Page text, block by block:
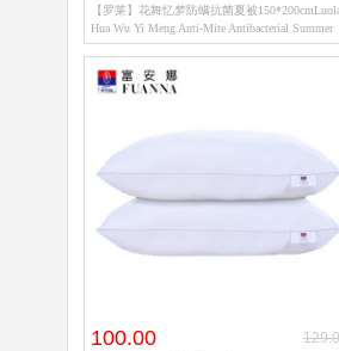
【罗莱】花舞忆梦防螨抗菌夏被
Hua Wu Yi Meng Anti-Mite Antibacterial Summer
Quilt 150*200cm
100.00